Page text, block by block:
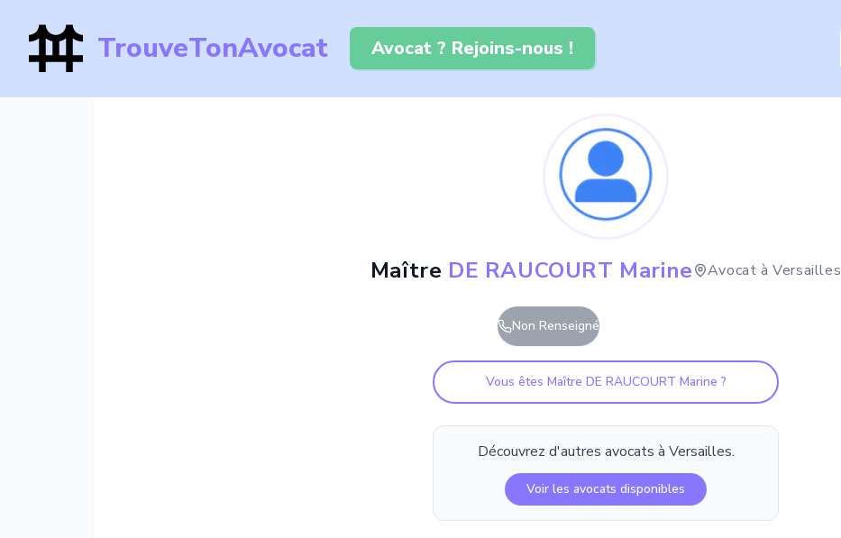
TrouveTonAvocat Avocat ? Rejoins-nous !
Maître DE RAUCOURT Marine Avocat àVersailles
Non Renseigné
Vous êtes Maître DE RAUCOURT Marine ?
Découvrez d'autres avocats à Versailles.
Voir les avocats disponibles